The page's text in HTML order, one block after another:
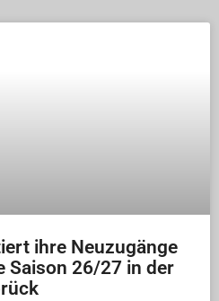
ihre Neuzugänge
Saison 26/27 in der